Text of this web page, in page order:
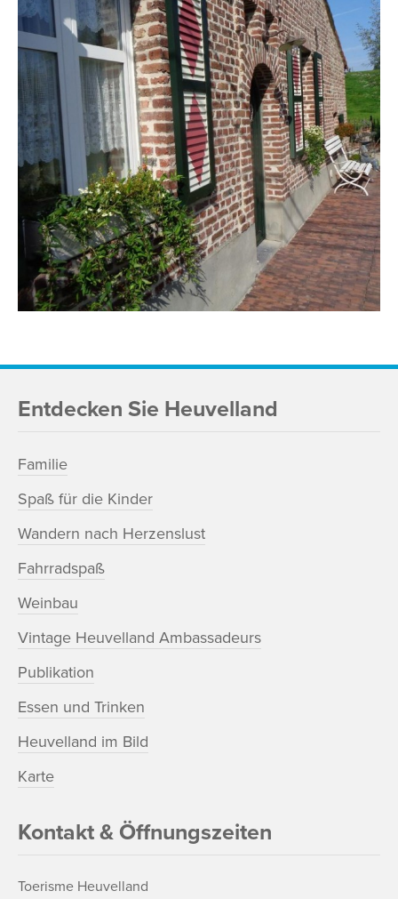
Entdecken Sie Heuvelland
Familie
Spaß für die Kinder
Wandern nach Herzenslust
Fahrradspaß
Weinbau
Vintage Heuvelland Ambassadeurs
Publikation
Essen und Trinken
Heuvelland im Bild
Karte
Kontakt & Öffnungszeiten
Toerisme Heuvelland